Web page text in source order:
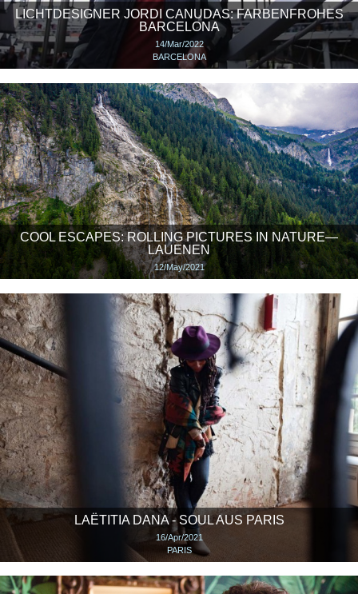
LICHTDESIGNER JORDI CANUDAS: FARBENFROHES
BARCELONA
14/Mar/2022
BARCELONA
COOL ESCAPES: ROLLING PICTURES IN NATURE—
LAUENEN
12/May/2021
LAËTITIA DANA - SOUL AUS PARIS
16/Apr/2021
PARIS